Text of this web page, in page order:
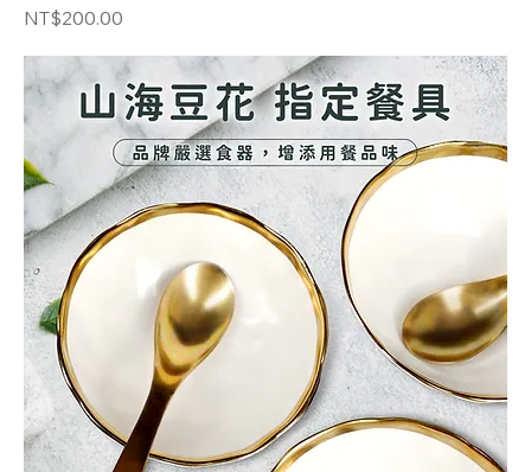
価格
NT$200.00